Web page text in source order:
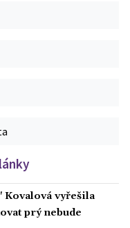
Kovalová vyřešila
prý nebude